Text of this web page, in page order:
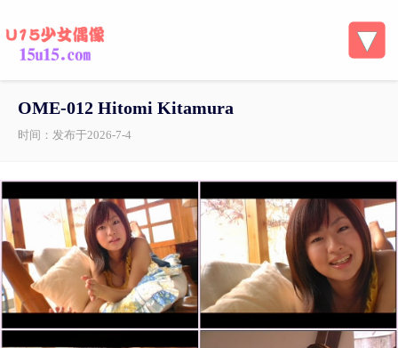
OME-012 Hitomi Kitamura
时间：发布于2026-7-4